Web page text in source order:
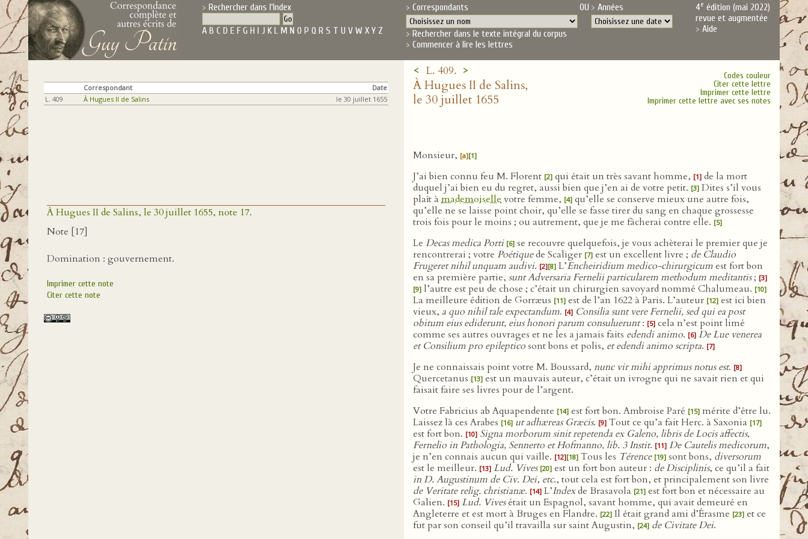
Rechercher dans l'Index
A B C D E F G H I J K L M N O P Q R S T U V W X Y Z
Correspondants OU Années
Rechercher dans le texte intégral du corpus
Commencer à lire les lettres
4e édition (mai 2022)
revue et augmentée
Aide